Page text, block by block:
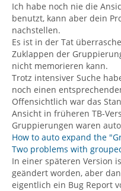
Ich habe noch nie die
benutzt, kann aber dein
nachstellen.
Es ist in der Tat
Zuklappen der
nicht memorieren kann.
Trotz intensiver Suche
noch einen
Offensichtlich war das
Ansicht in früheren TB-
Gruppierungen waren
How to auto expand the
Two problems with
In einer späteren Version
geändert worden, aber
eigentlich ein Bug Report